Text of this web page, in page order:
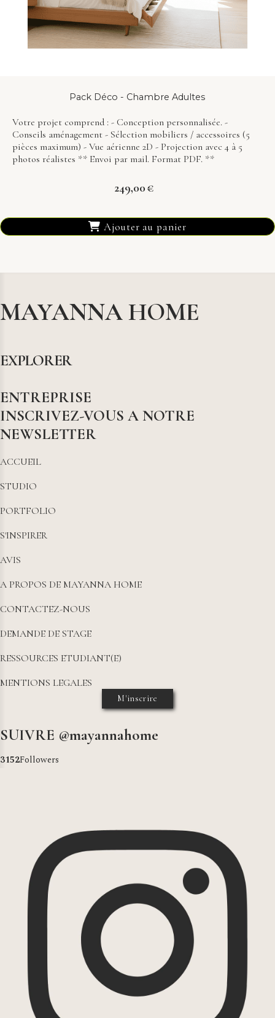
Pack Déco - Chambre Adultes
Votre projet comprend : - Conception personnalisée. -
Conseils aménagement - Sélection mobiliers / accessoires (5
pièces maximum) - Vue aérienne 2D - Projection avec 4 à 5
photos réalistes ** Envoi par mail. Format PDF. **
249,00€
Ajouter au panier
MAYANNA HOME
EXPLORER
ENTREPRISE
INSCRIVEZ-VOUS A NOTRE
NEWSLETTER
ACCUEIL
STUDIO
PORTFOLIO
S'INSPIRER
AVIS
A PROPOS DE MAYANNA HOME
CONTACTEZ-NOUS
DEMANDE DE STAGE
RESSOURCES ETUDIANT(E)
MENTIONS LEGALES
M'inscrire
SUIVRE @mayannahome
3249Followers